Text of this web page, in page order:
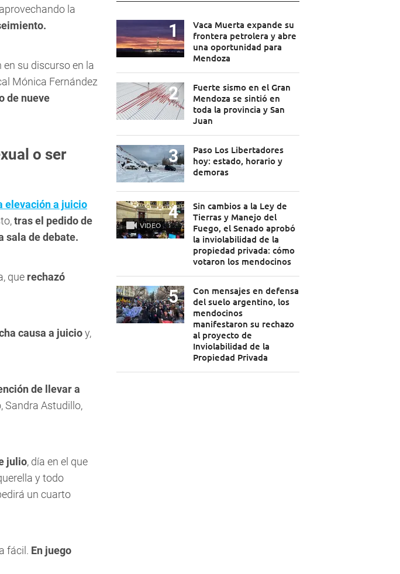
la
en su discurso en la
Mónica Fernández
de nueve
o ser
elevación a juicio
tras el pedido de
sala de debate.
que rechazó
causa a juicioy,
de llevar a
Sandra Astudillo,
julio, día en el que
y todo
un cuarto
fácil. En juego
Vaca Muerta expande su
frontera petrolera y abre
una oportunidad para
Mendoza
Fuerte sismo en el Gran
Mendoza se sintió en
toda la provincia y San
Juan
Paso Los Libertadores
hoy: estado, horario y
demoras
VIDEO
Sin cambios a la Ley de
Tierras y Manejo del
Fuego, el Senado aprobó
la inviolabilidad de la
propiedad privada: cómo
votaron los mendocinos
Con mensajes en defensa
del suelo argentino, los
mendocinos
manifestaron su rechazo
al proyecto de
Inviolabilidad de la
Propiedad Privada